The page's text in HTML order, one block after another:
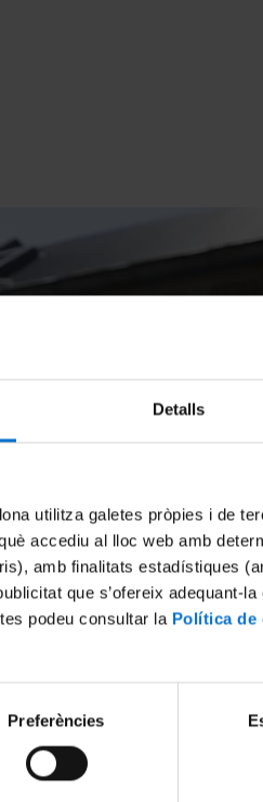
Detalls
utilitza galetes pròpies i de
accediu al lloc web amb
amb finalitats estadístiques
que s’ofereix adequant-
podeu consultar la Política de
Preferències